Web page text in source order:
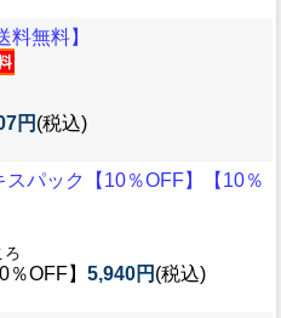
料無料】
円 (税込)
パック【10％OFF】【10％
ろ
OFF】 5,940円 (税込)